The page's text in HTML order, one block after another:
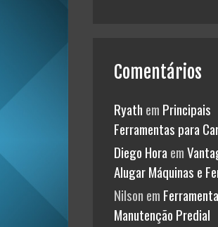
Comentários
Ryath em Principais
Ferramentas para
Diego Hora em
Alugar Máquinas e
Nilson em
Manutenção Predial